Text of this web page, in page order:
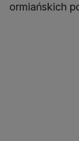
ormiańskich